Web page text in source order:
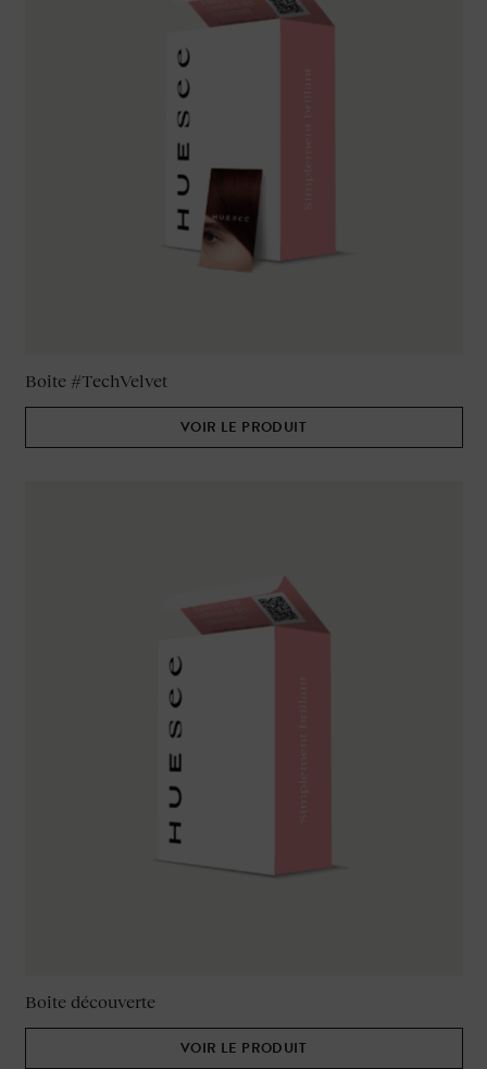
Boite #TechVelvet
VOIR LE PRODUIT
Boite découverte
VOIR LE PRODUIT